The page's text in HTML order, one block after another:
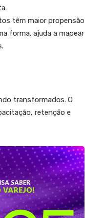
têm maior propensão
forma. ajuda a mapear
transformados. O
retenção e